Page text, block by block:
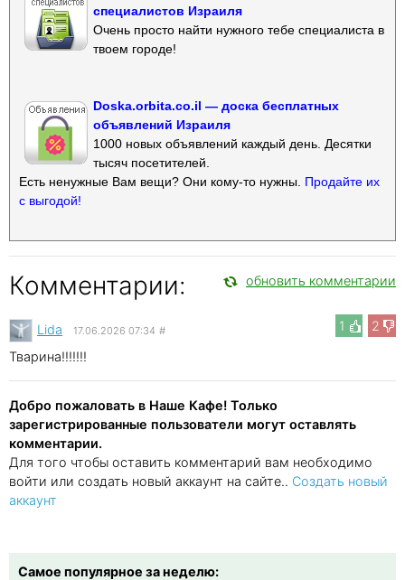
специалистов Израиля
Очень просто найти нужного тебе специалиста в
твоем городе!
Doska.orbita.co.il — доска бесплатных
объявлений Израиля
1000 новых объявлений каждый день. Десятки
тысяч посетителей.
Есть ненужные Вам вещи? Они кому-то нужны. Продайте их
с выгодой!
Комментарии: обновить комментарии
1 2
Lida 17.06.2026 07:34 #
Тварина!!!!!!!
Добро пожаловать в Наше Кафе! Только
зарегистрированные пользователи могут оставлять
комментарии.
Для того чтобы оставить комментарий вам необходимо
войти или создать новый аккаунт на сайте.. Создать новый
аккаунт
Самое популярное за неделю: